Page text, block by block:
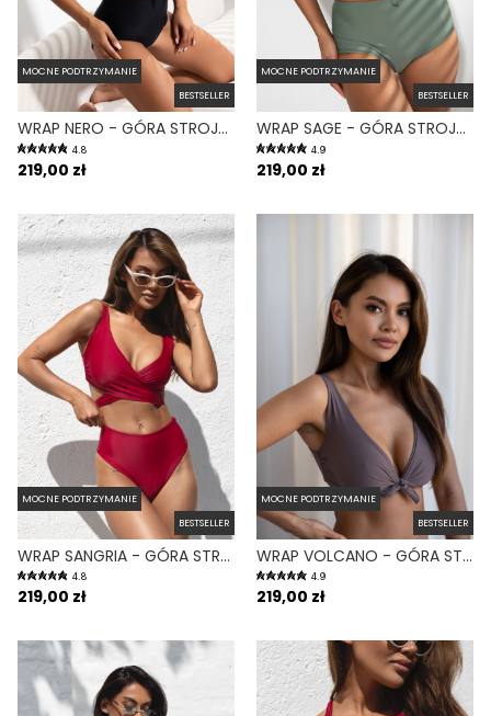
MOCNE PODTRZYMANIE
BESTSELLER
WRAP NERO - GÓRA STROJU KĄPIELOWEGO NA DUŻY BIUST REGULOWANY OBWÓD CZARNY
4.8
219,00 zł
MOCNE PODTRZYMANIE
BESTSELLER
WRAP SAGE - GÓRA STROJU KĄPIELOWEGO NA DUŻY BIUST REGULOWANY OBWÓD ZIELONY
4.9
219,00 zł
MOCNE PODTRZYMANIE
BESTSELLER
WRAP SANGRIA - GÓRA STROJU KĄPIELOWEGO NA DUŻY BIUST REGULOWANY OBWÓD BORDOWY
4.8
219,00 zł
MOCNE PODTRZYMANIE
BESTSELLER
WRAP VOLCANO - GÓRA STROJU KĄPIELOWEGO NA DUŻY BIUST REGULOWANY OBWÓD FIOLETOWY
4.9
219,00 zł